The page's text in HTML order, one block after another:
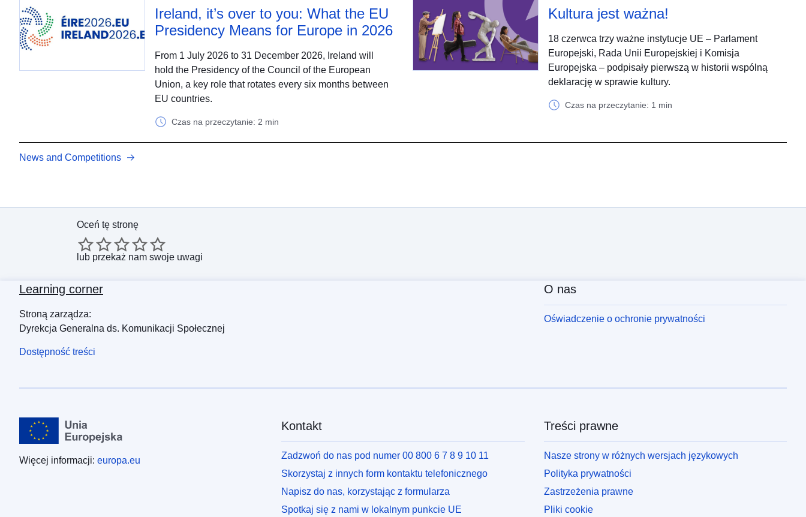
Ireland, it’s over to you: What the EU
Presidency Means for Europe in 2026
From 1 July 2026 to 31 December 2026, Ireland will
hold the Presidency of the Council of the European
Union, a key role that rotates every six months between
EU countries.
Czas na przeczytanie: 2 min
Kultura jest ważna!
18 czerwca trzy ważne instytucje UE – Parlament
Europejski, Rada Unii Europejskiej i Komisja
Europejska – podpisały pierwszą w historii wspólną
deklarację w sprawie kultury.
Czas na przeczytanie: 1 min
News and Competitions
Oceń tę stronę
lub przekaż nam swoje uwagi
Learning corner
Stroną zarządza:
Dyrekcja Generalna ds. Komunikacji Społecznej
Dostępność treści
O nas
Oświadczenie o ochronie prywatności
Więcej informacji: europa.eu
Kontakt
Zadzwoń do nas pod numer 00 800 6 7 8 9 10 11
Skorzystaj z innych form kontaktu telefonicznego
Napisz do nas, korzystając z formularza
Spotkaj się z nami w lokalnym punkcie UE
Treści prawne
Nasze strony w różnych wersjach językowych
Polityka prywatności
Zastrzeżenia prawne
Pliki cookie